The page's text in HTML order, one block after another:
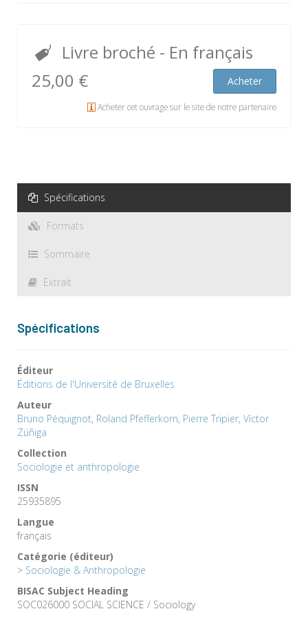
Livre broché - En français
25,00 €
Acheter
Acheter cet ouvrage sur le site de notre partenaire
Spécifications
Formats
Sommaire
Extrait
Spécifications
Éditeur
Éditions de l'Université de Bruxelles
Auteur
Bruno Péquignot, Roland Pfefferkorn, Pierre Tripier, Víctor
Zúñiga
Collection
Sociologie et anthropologie
ISSN
25935895
Langue
français
Catégorie (éditeur)
> Sociologie & Anthropologie
BISAC Subject Heading
SOC026000 SOCIAL SCIENCE / Sociology